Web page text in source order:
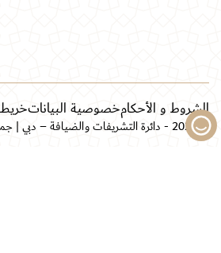
الشروط و الأحكامخصوصية البيانات
© 2026 - دائرة التشريفات والضيافة – دبي | جميع الحقوق محفوظة